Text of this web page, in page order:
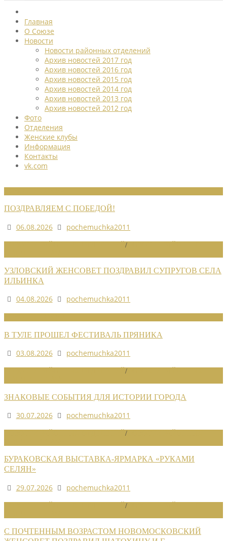
Главная
О Союзе
Новости
Новости районных отделений
Архив новостей 2017 год
Архив новостей 2016 год
Архив новостей 2015 год
Архив новостей 2014 год
Архив новостей 2013 год
Архив новостей 2012 год
Фото
Отделения
Женские клубы
Информация
Контакты
vk.com
ПОЗДРАВЛЯЕМ С ПОБЕДОЙ!
06.08.2026
pochemuchka2011
/
УЗЛОВСКИЙ ЖЕНСОВЕТ ПОЗДРАВИЛ СУПРУГОВ СЕЛА
ИЛЬИНКА
04.08.2026
pochemuchka2011
В ТУЛЕ ПРОШЕЛ ФЕСТИВАЛЬ ПРЯНИКА
03.08.2026
pochemuchka2011
/
ЗНАКОВЫЕ СОБЫТИЯ ДЛЯ ИСТОРИИ ГОРОДА
30.07.2026
pochemuchka2011
/
БУРАКОВСКАЯ ВЫСТАВКА-ЯРМАРКА «РУКАМИ
СЕЛЯН»
29.07.2026
pochemuchka2011
/
С ПОЧТЕННЫМ ВОЗРАСТОМ НОВОМОСКОВСКИЙ